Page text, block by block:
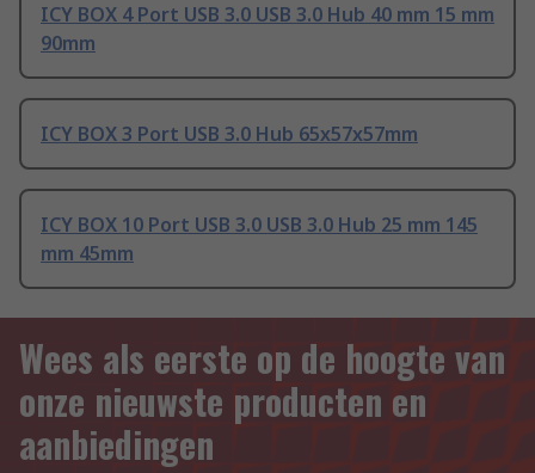
ICY BOX 4 Port USB 3.0 USB 3.0 Hub 40 mm 15 mm
90mm
ICY BOX 3 Port USB 3.0 Hub 65x57x57mm
ICY BOX 10 Port USB 3.0 USB 3.0 Hub 25 mm 145
mm 45mm
Wees als eerste op de hoogte van
onze nieuwste producten en
aanbiedingen